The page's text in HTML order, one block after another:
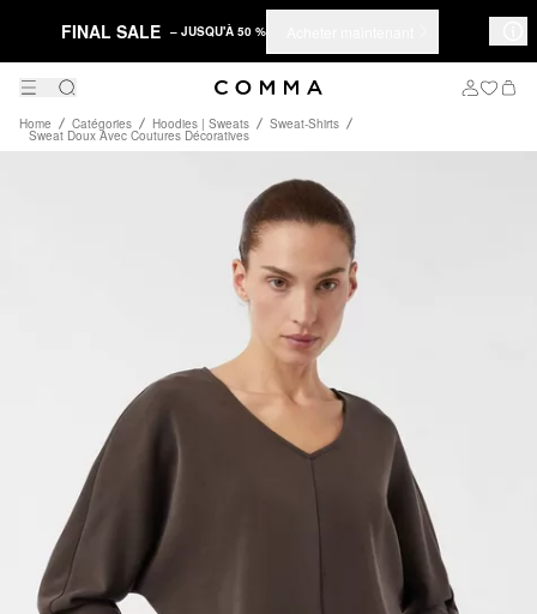
FINAL SALE – JUSQU'À 50 %
Home Catégories Hoodies | Sweats Sweat-Shirts
Sweat Doux Avec Coutures Décoratives